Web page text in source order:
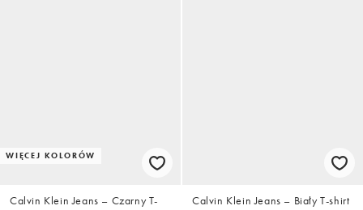
WIĘCEJ KOLORÓW
Calvin Klein Jeans – Czarny T-
Calvin Klein Jeans – Biały T-shirt